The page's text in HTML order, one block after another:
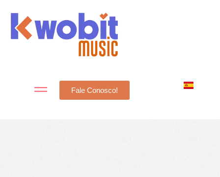
Fale Conosco!